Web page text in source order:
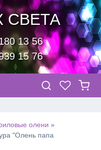
СВЕТА
13 56
15 76
олени »
"Олень папа